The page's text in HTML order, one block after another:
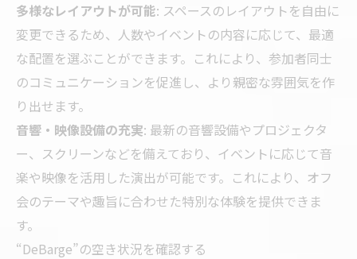
多様なレイアウトが可能: スペースのレイアウトを自由に
変更できるため、人数やイベントの内容に応じて、最適
な配置を選ぶことができます。これにより、参加者同士
のコミュニケーションを促進し、より親密な雰囲気を作
り出せます。
音響・映像設備の充実: 最新の音響設備やプロジェクタ
ー、スクリーンなどを備えており、イベントに応じて音
楽や映像を活用した演出が可能です。これにより、オフ
会のテーマや趣旨に合わせた特別な体験を提供できま
す。
“DeBarge”の空き状況を確認する